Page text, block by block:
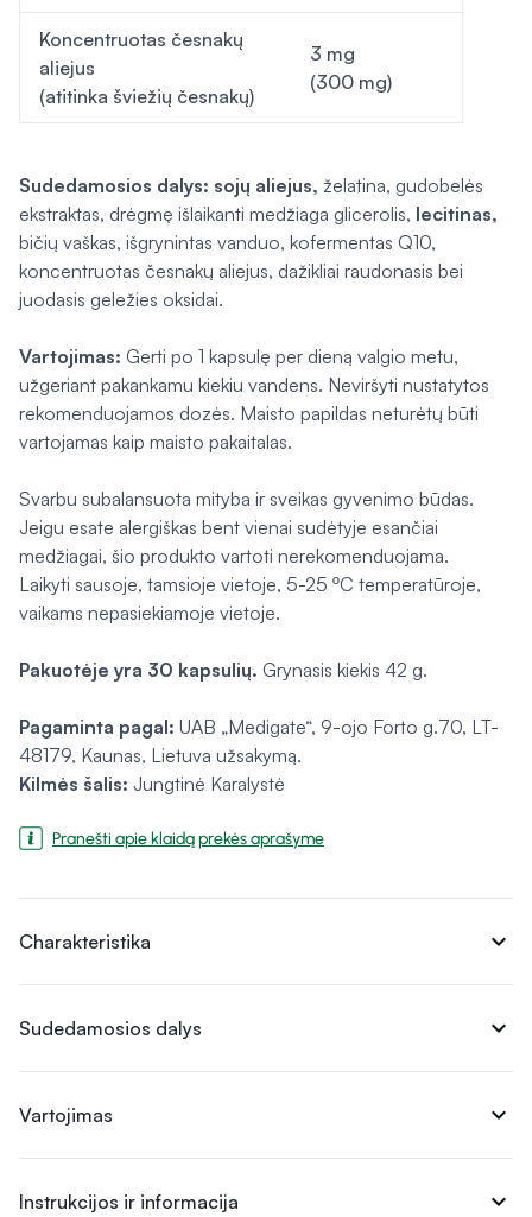
Koncentruotas česnakų
aliejus
(atitinka šviežių česnakų)
3 mg
(300 mg)
Sudedamosios dalys: sojų aliejus, želatina, gudobelės
ekstraktas, drėgmę išlaikanti medžiaga glicerolis, lecitinas,
bičių vaškas, išgrynintas vanduo, kofermentas Q10,
koncentruotas česnakų aliejus, dažikliai raudonasis bei
juodasis geležies oksidai.
Vartojimas: Gerti po 1 kapsulę per dieną valgio metu,
užgeriant pakankamu kiekiu vandens. Neviršyti nustatytos
rekomenduojamos dozės. Maisto papildas neturėtų būti
vartojamas kaip maisto pakaitalas.
Svarbu subalansuota mityba ir sveikas gyvenimo būdas.
Jeigu esate alergiškas bent vienai sudėtyje esančiai
medžiagai, šio produkto vartoti nerekomenduojama.
Laikyti sausoje, tamsioje vietoje, 5-25 ºC temperatūroje,
vaikams nepasiekiamoje vietoje.
Pakuotėje yra 30 kapsulių. Grynasis kiekis 42 g.
Pagaminta pagal: UAB „Medigate“, 9-ojo Forto g.70, LT-
48179, Kaunas, Lietuva užsakymą.
Kilmės šalis: Jungtinė Karalystė
Pranešti apie klaidą prekės aprašyme
Charakteristika expand_more
Sudedamosios dalys expand_more
Vartojimas expand_more
Instrukcijos ir informacija expand_more